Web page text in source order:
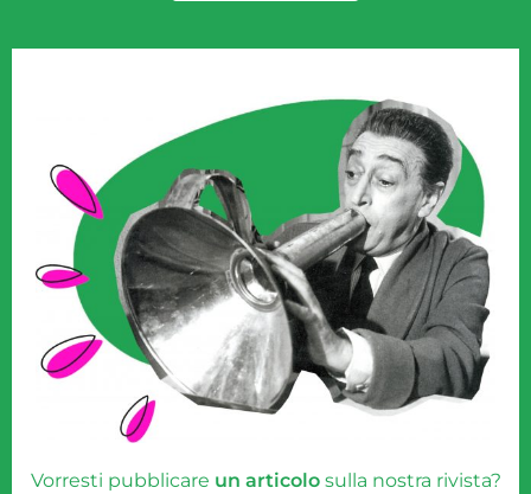
Vorresti pubblicare un articolosulla nostra rivista?